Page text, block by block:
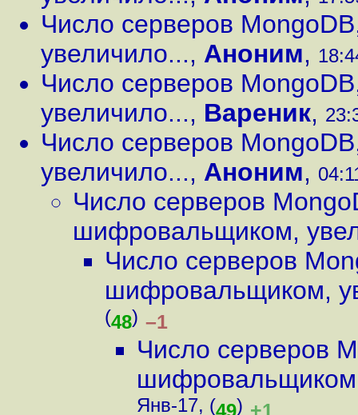
Число серверов
увеличило..., Аноним,
Число серверов
увеличило..., Вареник,
Число серверов
увеличило..., Аноним,
Число серверов
шифровальщиком,
Число серверов
шифровальщиком,
(48) –1
Число серверов
Янв-17, (49) +1